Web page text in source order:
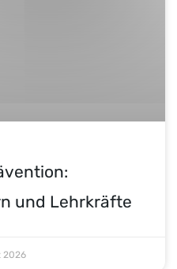
und Lehrkräfte
2026